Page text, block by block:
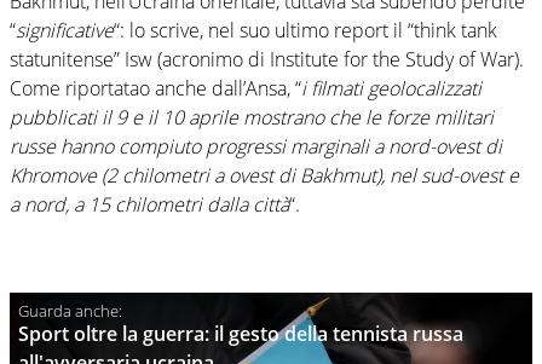
“significative“: lo scrive, nel suo ultimo report il “think tank
statunitense” Isw (acronimo di Institute for the Study of War).
Come riportatao anche dall’Ansa, “i filmati geolocalizzati
pubblicati il 9 e il 10 aprile mostrano che le forze militari
russe hanno compiuto progressi marginali a nord-ovest di
Khromove (2 chilometri a ovest di Bakhmut), nel sud-ovest e
a nord, a 15 chilometri dalla città“.
Sport oltre la guerra: il gesto della tennista russa